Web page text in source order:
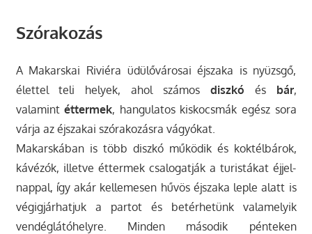
Szórakozás
A Makarskai Riviéra üdülővárosai éjszaka is nyüzsgő,
élettel teli helyek, ahol számos diszkó és bár,
valamintéttermek, hangulatos kiskocsmák egész sora
várja az éjszakai szórakozásra vágyókat.
Makarskában is több diszkó működik és koktélbárok,
kávézók, illetve éttermek csalogatják a turistákat éjjel-
nappal, így akár kellemesen hűvös éjszaka leple alatt is
végigjárhatjuk a partot és betérhetünk valamelyik
vendéglátóhelyre. Minden második pénteken